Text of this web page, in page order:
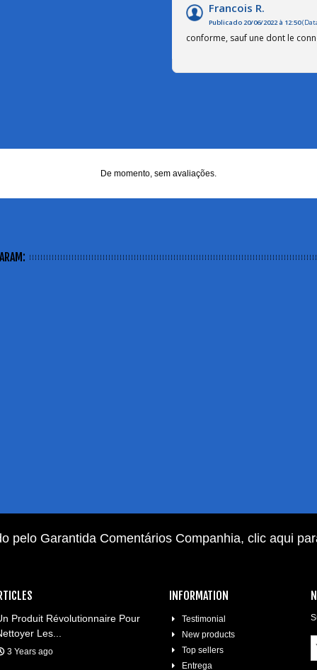
Francois R.
Publicado 20/06/2022 à 12:50
conforme, sauf une dont le
De momento, sem avaliações.
Produit Révolutionnaire Pour
Les...
3 Years ago
INFORMATION
Testimonial
New products
Top sellers
Entrega
pelo Garantida Comentários Companhia, clic aqui